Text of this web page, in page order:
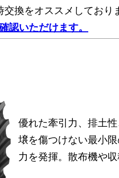
交換をオススメしており
認いただけます。
優れた牽引力、排土
壌を傷つけない最小
力を発揮。散布機や